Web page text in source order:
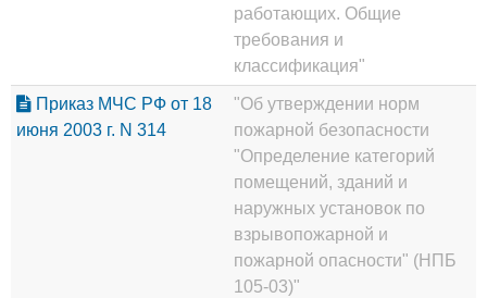
работающих. Общие
требования и
классификация"
Приказ МЧС РФ от 18
июня 2003 г. N 314
"Об утверждении норм
пожарной безопасности
"Определение категорий
помещений, зданий и
наружных установок по
взрывопожарной и
пожарной опасности" (НПБ
105-03)"